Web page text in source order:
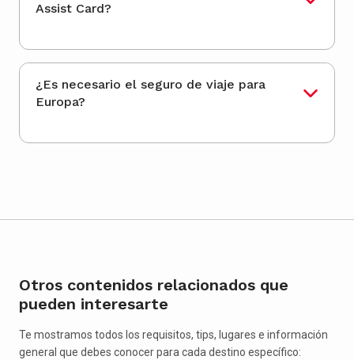
Assist Card?
¿Es necesario el seguro de viaje para
Europa?
Otros contenidos relacionados que
pueden interesarte
Te mostramos todos los requisitos, tips, lugares e información
general que debes conocer para cada destino específico: